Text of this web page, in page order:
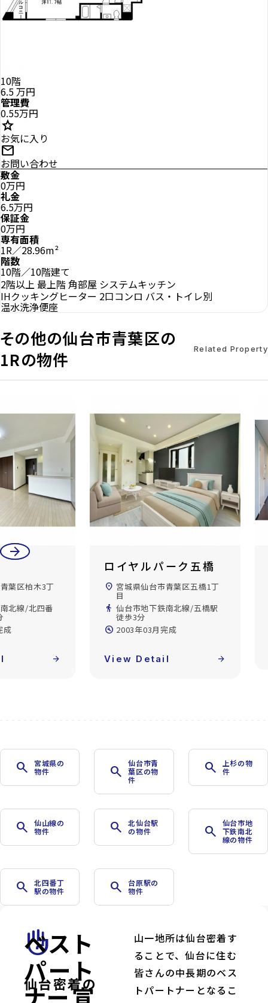
10階
6.5万円
管理費
0.55万円
star
お気に入り
mail
お問い合わせ
敷金
0万円
礼金
6.5万円
保証金
0万円
専有面積
1R／28.96m²
階数
10階／10階建て
2階以上 最上階角部屋 システムキッチン
IHクッキングヒーター 2口コンロ バス・トイレ別
温水洗浄便座
その他の仙台市青葉区の
1Rの物件
Related Property
arrow_back
arrow_forward
葉区五橋1丁
北線/五橋駅
成
arrow_forward
エターナルコート和
久
宮城県仙台市青葉区荒巻神明
町
2025年09月完成
search
宮城県の
物件
search
仙台市青
葉区の物
件
search
上杉の物
件
search
仙山線の
物件
search
北仙台駅
の物件
search
仙台市地
下鉄南北
線の物件
search
北四番丁
駅の物件
search
台原駅の
物件
front_hand
仙台密着の
ベスト
パート
山一地所は仙台密着す
ることで、仙台に住む
皆さんの中長期のベス
トパートナーとなるこ